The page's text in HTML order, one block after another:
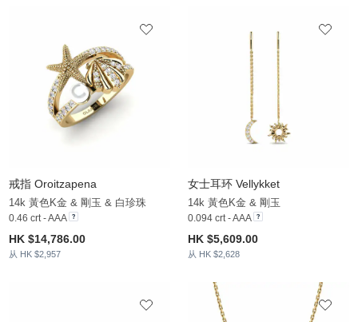
戒指 Oroitzapena
14k 黃色K金 & 剛玉 & 白珍珠
0.46 crt - AAA
HK $14,786.00
从 HK $2,957
女士耳环 Vellykket
14k 黃色K金 & 剛玉
0.094 crt - AAA
HK $5,609.00
从 HK $2,628